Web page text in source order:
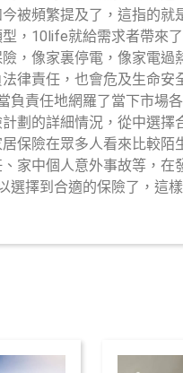
被頻繁提及了，這指的就
，10life就給需求者帶來
，像家裏停電，像家電過
律責任，也會危及生命安
負責任地網羅了當下市場
劃的詳細情況，從中選擇
保險在眾多人看來比較陌
家中個人意外事故等，在
擇到合適的保險了，這